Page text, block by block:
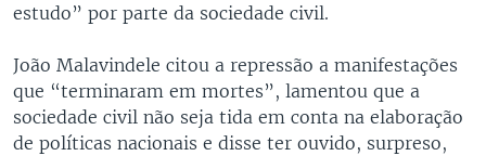
estudo” por parte da sociedade civil.
João Malavindele citou a repressão a manifestações
que “terminaram em mortes”, lamentou que a
sociedade civil não seja tida em conta na elaboração
de políticas nacionais e disse ter ouvido, surpreso,